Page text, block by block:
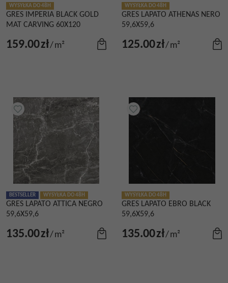
WYSYŁKA DO 48H
GRES IMPERIA BLACK GOLD
MAT CARVING 60X120
159.00zł/m²
WYSYŁKA DO 48H
GRES LAPATO ATHENAS NERO
59,6X59,6
125.00zł/m²
BESTSELLER WYSYŁKA DO 48H
GRES LAPATO ATTICA NEGRO
59,6X59,6
135.00zł/m²
WYSYŁKA DO 48H
GRES LAPATO EBRO BLACK
59,6X59,6
135.00zł/m²